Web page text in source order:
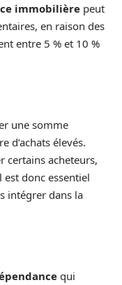
immobilière peut
en raison des
entre 5 % et 10 %
une somme
d’achats élevés.
certains acheteurs,
donc essentiel
intégrer dans la
qui